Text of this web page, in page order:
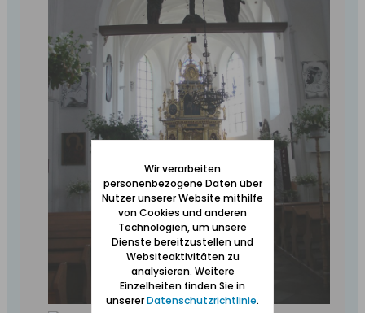
Wir verarbeiten
personenbezogene Daten über
Nutzer unserer Website mithilfe
von Cookies und anderen
Technologien, um unsere
Dienste bereitzustellen und
Websiteaktivitäten zu
analysieren. Weitere
Einzelheiten finden Sie in
unsererDatenschutzrichtlinie.